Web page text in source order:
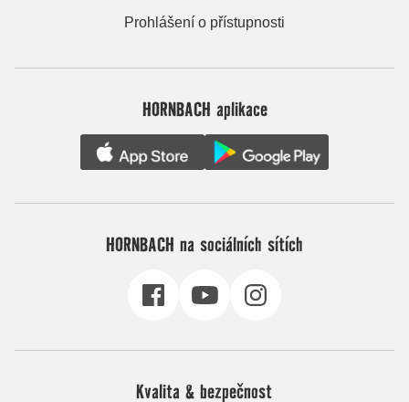
Prohlášení o přístupnosti
HORNBACH aplikace
HORNBACH na sociálních sítích
Kvalita & bezpečnost